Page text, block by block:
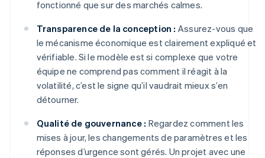
fonctionné que sur des marchés calmes.
Transparence de la conception : Assurez-vous que
le mécanisme économique est clairement expliqué et
vérifiable. Si le modèle est si complexe que votre
équipe ne comprend pas comment il réagit à la
volatilité, c’est le signe qu’il vaudrait mieux s’en
détourner.
Qualité de gouvernance : Regardez comment les
mises à jour, les changements de paramètres et les
réponses d’urgence sont gérés. Un projet avec une